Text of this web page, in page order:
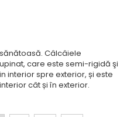
Câlcâiele
care este semi-rigidă şi
interior spre exterior, și este
cât și în exterior.